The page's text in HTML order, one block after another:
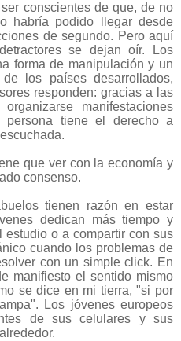
conscientes de que, de no
habría podido llegar desde
de segundo. Pero aquí
se dejan oír. Los
forma de manipulación y un
los países desarrollados,
responden: gracias a las
manifestaciones
persona tiene el derecho a
que ver con la economía y
consenso.
tienen razón en estar
dedican más tiempo y
o a compartir con sus
cuando los problemas de
con un simple click. En
manifiesto el sentido mismo
se dice en mi tierra, "si por
Los jóvenes europeos
de sus celulares y sus